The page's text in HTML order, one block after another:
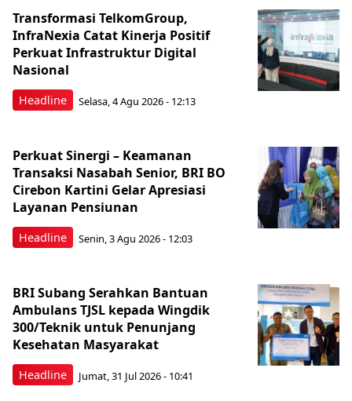
Headline
Transformasi TelkomGroup,
InfraNexia Catat Kinerja Positif
Perkuat Infrastruktur Digital
Nasional
Selasa, 4 Agu 2026 - 12:13
Headline
Perkuat Sinergi – Keamanan
Transaksi Nasabah Senior, BRI BO
Cirebon Kartini Gelar Apresiasi
Layanan Pensiunan
Senin, 3 Agu 2026 - 12:03
Headline
BRI Subang Serahkan Bantuan
Ambulans TJSL kepada Wingdik
300/Teknik untuk Penunjang
Kesehatan Masyarakat ​
Jumat, 31 Jul 2026 - 10:41